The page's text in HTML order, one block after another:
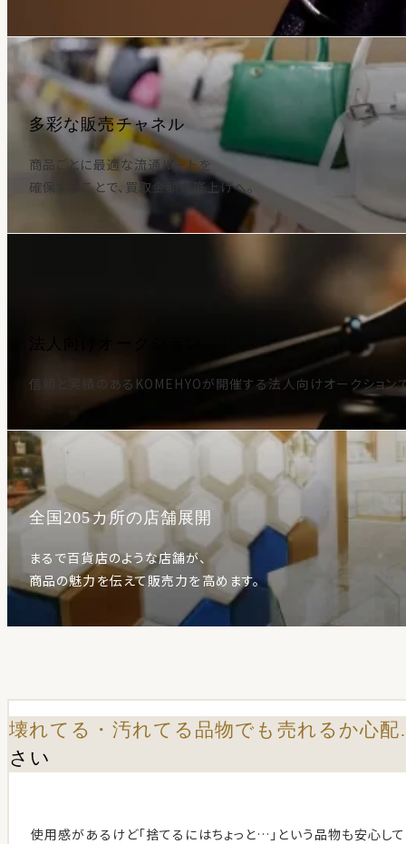
多彩な販売チャネル
商品ごとに最適な流通ルートを
確保することで、買取金額の底上げへ。
法人向けオークション
信頼と実績のあるKOMEHYOが開催する法人向けオークション
全国205カ所の店舗展開
まるで百貨店のような店舗が、
商品の魅力を伝えて販売力を高めます。
壊れてる・汚れてる品物でも売れるか心
さい
使用感があるけど「捨てるにはちょっと…」という品物も安心して